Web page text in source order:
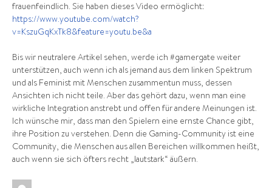
frauenfeindlich. Sie haben dieses Video ermöglicht:
https://www.youtube.com/watch?
v=KszuGqKxTk8&feature=youtu.be&a
Bis wir neutralere Artikel sehen, werde ich #gamergate weiter
unterstützen, auch wenn ich als jemand aus dem linken Spektrum
und als Feminist mit Menschen zusammentun muss, dessen
Ansichten ich nicht teile. Aber das gehört dazu, wenn man eine
wirkliche Integration anstrebt und offen für andere Meinungen ist.
Ich wünsche mir, dass man den Spielern eine ernste Chance gibt,
ihre Position zu verstehen. Denn die Gaming-Community ist eine
Community, die Menschen aus allen Bereichen willkommen heißt,
auch wenn sie sich öfters recht „lautstark“ äußern.